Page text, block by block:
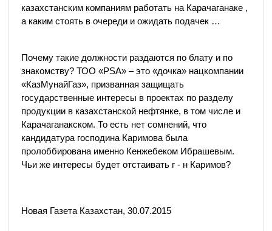
казахстанским компаниям работать на Карачаганаке ,
а каким стоять в очереди и ожидать подачек …
Почему такие должности раздаются по блату и по
знакомству? ТОО «PSA» – это «дочка» нацкомпании
«КазМунайГаз», призванная защищать
государственные интересы в проектах по разделу
продукции в казахстанской нефтянке, в том числе и
Карачаганакском. То есть нет сомнений, что
кандидатура господина Каримова была
пролоббирована именно Кенжебеком Ибрашевым.
Чьи же интересы будет отстаивать г - н Каримов?
Новая Газета Казахстан, 30.07.2015